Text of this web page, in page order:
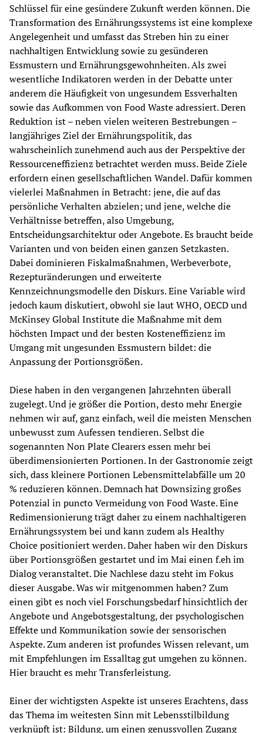
Schlüssel für eine gesündere Zukunft werden können. Die
Transformation des Ernährungssystems ist eine komplexe
Angelegenheit und umfasst das Streben hin zu einer
nachhaltigen Entwicklung sowie zu gesünderen
Essmustern und Ernährungsgewohnheiten. Als zwei
wesentliche Indikatoren werden in der Debatte unter
anderem die Häufigkeit von ungesundem Essverhalten
sowie das Aufkommen von Food Waste adressiert. Deren
Reduktion ist – neben vielen weiteren Bestrebungen –
langjähriges Ziel der Ernährungspolitik, das
wahrscheinlich zunehmend auch aus der Perspektive der
Ressourceneffizienz betrachtet werden muss. Beide Ziele
erfordern einen gesellschaftlichen Wandel. Dafür kommen
vielerlei Maßnahmen in Betracht: jene, die auf das
persönliche Verhalten abzielen; und jene, welche die
Verhältnisse betreffen, also Umgebung,
Entscheidungsarchitektur oder Angebote. Es braucht beide
Varianten und von beiden einen ganzen Setzkasten.
Dabei dominieren Fiskalmaßnahmen, Werbeverbote,
Rezepturänderungen und erweiterte
Kennzeichnungsmodelle den Diskurs. Eine Variable wird
jedoch kaum diskutiert, obwohl sie laut WHO, OECD und
McKinsey Global Institute die Maßnahme mit dem
höchsten Impact und der besten Kosteneffizienz im
Umgang mit ungesunden Essmustern bildet: die
Anpassung der Portionsgrößen.
Diese haben in den vergangenen Jahrzehnten überall
zugelegt. Und je größer die Portion, desto mehr Energie
nehmen wir auf, ganz einfach, weil die meisten Menschen
unbewusst zum Aufessen tendieren. Selbst die
sogenannten Non Plate Clearers essen mehr bei
überdimensionierten Portionen. In der Gastronomie zeigt
sich, dass kleinere Portionen Lebensmittelabfälle um 20
% reduzieren können. Demnach hat Downsizing großes
Potenzial in puncto Vermeidung von Food Waste. Eine
Redimensionierung trägt daher zu einem nachhaltigeren
Ernährungssystem bei und kann zudem als Healthy
Choice positioniert werden. Daher haben wir den Diskurs
über Portionsgrößen gestartet und im Mai einen f.eh im
Dialog veranstaltet. Die Nachlese dazu steht im Fokus
dieser Ausgabe. Was wir mitgenommen haben? Zum
einen gibt es noch viel Forschungsbedarf hinsichtlich der
Angebote und Angebotsgestaltung, der psychologischen
Effekte und Kommunikation sowie der sensorischen
Aspekte. Zum anderen ist profundes Wissen relevant, um
mit Empfehlungen im Essalltag gut umgehen zu können.
Hier braucht es mehr Transferleistung.
Einer der wichtigsten Aspekte ist unseres Erachtens, dass
das Thema im weitesten Sinn mit Lebensstilbildung
verknüpft ist: Bildung, um einen genussvollen Zugang